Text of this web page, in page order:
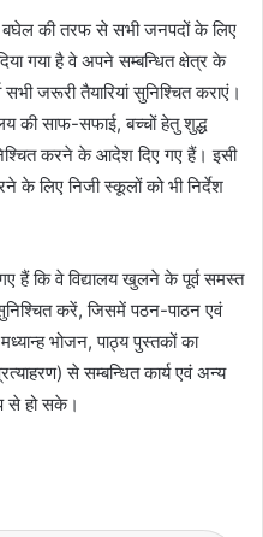
बघेल की तरफ से सभी जनपदों के लिए
गया है वे अपने सम्बन्धित क्षेत्र के
जरूरी तैयारियां सुनिश्चित कराएं।
की साफ-सफाई, बच्चों हेतु शुद्ध
करने के आदेश दिए गए हैं। इसी
के लिए निजी स्कूलों को भी निर्देश
हैं कि वे विद्यालय खुलने के पूर्व समस्त
करें, जिसमें पठन-पाठन एवं
भोजन, पाठ्य पुस्तकों का
से सम्बन्धित कार्य एवं अन्य
से हो सके।